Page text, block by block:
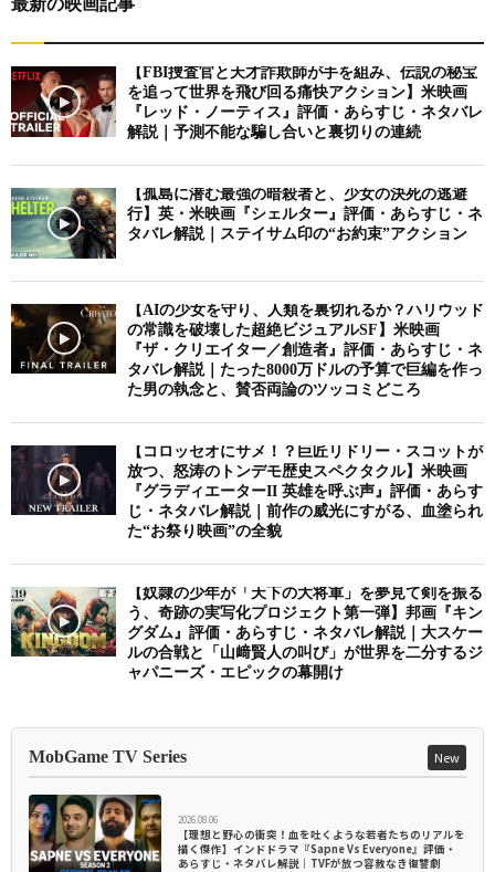
【FBI捜査官と天才詐欺師が手を組み、伝説の秘宝
を追って世界を飛び回る痛快アクション】米映画
『レッド・ノーティス』評価・あらすじ・ネタバレ
解説｜予測不能な騙し合いと裏切りの連続
【孤島に潜む最強の暗殺者と、少女の決死の逃避
行】英・米映画『シェルター』評価・あらすじ・ネ
タバレ解説｜ステイサム印の“お約束”アクション
【AIの少女を守り、人類を裏切れるか？ハリウッド
の常識を破壊した超絶ビジュアルSF】米映画
『ザ・クリエイター／創造者』評価・あらすじ・ネ
タバレ解説｜たった8000万ドルの予算で巨編を作っ
た男の執念と、賛否両論のツッコミどころ
【コロッセオにサメ！？巨匠リドリー・スコットが
放つ、怒涛のトンデモ歴史スペクタクル】米映画
『グラディエーターII 英雄を呼ぶ声』評価・あらす
じ・ネタバレ解説｜前作の威光にすがる、血塗られ
た“お祭り映画”の全貌
【奴隷の少年が「天下の大将軍」を夢見て剣を振る
う、奇跡の実写化プロジェクト第一弾】邦画『キン
グダム』評価・あらすじ・ネタバレ解説｜大スケー
ルの合戦と「山﨑賢人の叫び」が世界を二分するジ
ャパニーズ・エピックの幕開け
MobGame TV Series New
2026.08.06
【理想と野心の衝突！血を吐くような若者たちのリアルを
描く傑作】インドドラマ『Sapne Vs Everyone』評価・
あらすじ・ネタバレ解説｜TVFが放つ容赦なき復讐劇